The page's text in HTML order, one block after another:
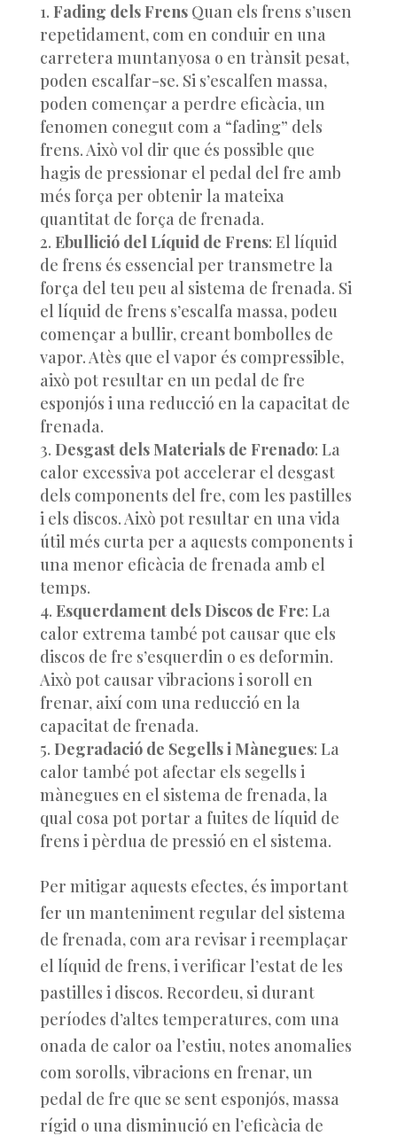
Fading dels FrensQuan els frens s’usen
repetidament, com en conduir en una
carretera muntanyosa o en trànsit pesat,
poden escalfar-se. Si s’escalfen massa,
poden començar a perdre eficàcia, un
fenomen conegut com a “fading” dels
frens. Això vol dir que és possible que
hagis de pressionar el pedal del fre amb
més força per obtenir la mateixa
quantitat de força de frenada.
Ebullició del Líquid de Frens: El líquid
de frens és essencial per transmetre la
força del teu peu al sistema de frenada. Si
el líquid de frens s’escalfa massa, podeu
començar a bullir, creant bombolles de
vapor. Atès que el vapor és compressible,
això pot resultar en un pedal de fre
esponjós i una reducció en la capacitat de
frenada.
Desgast dels Materials de Frenado: La
calor excessiva pot accelerar el desgast
dels components del fre, com les pastilles
i els discos. Això pot resultar en una vida
útil més curta per a aquests components i
una menor eficàcia de frenada amb el
temps.
Esquerdament dels Discos de Fre: La
calor extrema també pot causar que els
discos de fre s’esquerdin o es deformin.
Això pot causar vibracions i soroll en
frenar, així com una reducció en la
capacitat de frenada.
Degradació de Segells i Mànegues: La
calor també pot afectar els segells i
mànegues en el sistema de frenada, la
qual cosa pot portar a fuites de líquid de
frens i pèrdua de pressió en el sistema.
Per mitigar aquests efectes, és important
fer un manteniment regular del sistema
de frenada, com ara revisar i reemplaçar
el líquid de frens, i verificar l’estat de les
pastilles i discos. Recordeu, si durant
períodes d’altes temperatures, com una
onada de calor oa l’estiu, notes anomalies
com sorolls, vibracions en frenar, un
pedal de fre que se sent esponjós, massa
rígid o una disminució en l’eficàcia de